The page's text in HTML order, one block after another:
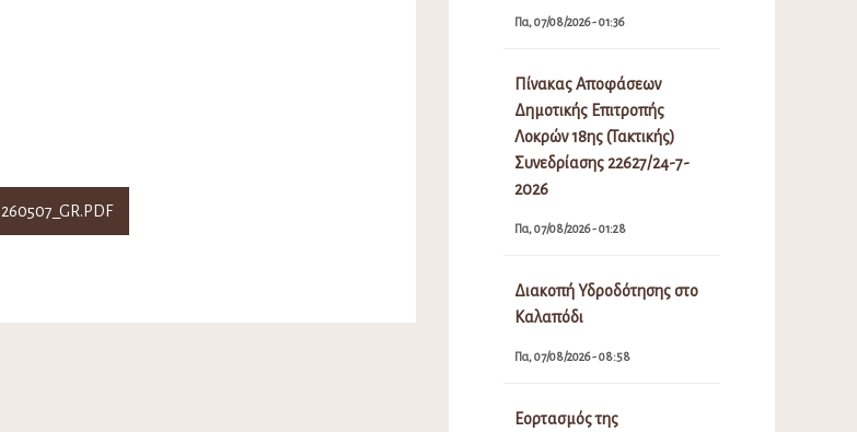
Πα, 07/08/2026 - 01:36
Πίνακας Αποφάσεων
Δημοτικής Επιτροπής
Λοκρών 18ης (Τακτικής)
Συνεδρίασης 22627/24-7-
2026
Πα, 07/08/2026 - 01:28
Διακοπή Υδροδότησης στο
Καλαπόδι
Πα, 07/08/2026 - 08:58
Εορτασμός της